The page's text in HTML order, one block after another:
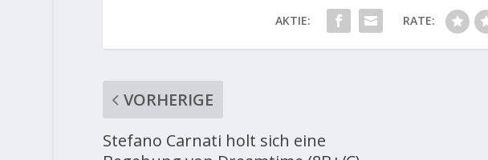
AKTIE: RATE:
VORHERIGE
Stefano Carnati holt sich eine